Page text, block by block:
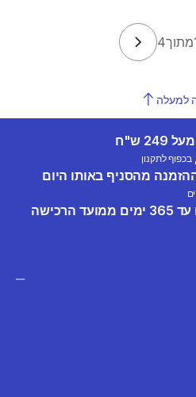
מתוך4
למעלה
ש"ח
לתקנון
מהסניף באותו היום